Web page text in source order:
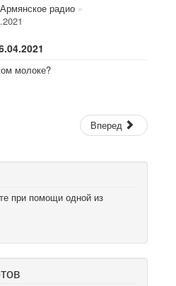
Армянское радио »
молоке?
Вперед
при помощи одной из